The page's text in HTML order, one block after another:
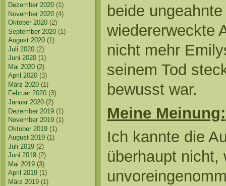
Dezember 2020 (1)
November 2020 (4)
Oktober 2020 (2)
September 2020 (1)
August 2020 (1)
Juli 2020 (2)
Juni 2020 (1)
Mai 2020 (2)
April 2020 (3)
März 2020 (1)
Februar 2020 (3)
Januar 2020 (2)
Dezember 2019 (1)
November 2019 (1)
Oktober 2019 (1)
August 2019 (1)
Juli 2019 (2)
Juni 2019 (2)
Mai 2019 (3)
April 2019 (1)
März 2019 (1)
beide
wiedererweckte
nicht mehr
seinem Tod
bewusst war.
Meine Meinung:
Ich kannte die
überhaupt nicht,